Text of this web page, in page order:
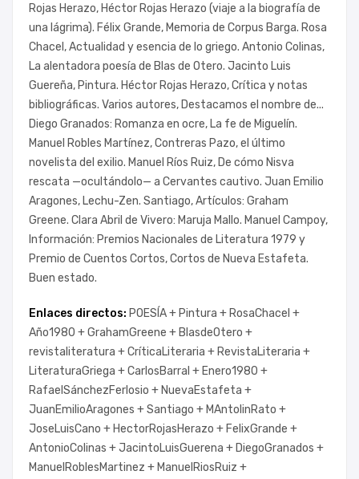
Rojas Herazo, Héctor Rojas Herazo (viaje a la biografía de
una lágrima). Félix Grande, Memoria de Corpus Barga. Rosa
Chacel, Actualidad y esencia de lo griego. Antonio Colinas,
La alentadora poesía de Blas de Otero. Jacinto Luis
Guereña, Pintura. Héctor Rojas Herazo, Crítica y notas
bibliográficas. Varios autores, Destacamos el nombre de...
Diego Granados: Romanza en ocre, La fe de Miguelín.
Manuel Robles Martínez, Contreras Pazo, el último
novelista del exilio. Manuel Ríos Ruiz, De cómo Nisva
rescata —ocultándolo— a Cervantes cautivo. Juan Emilio
Aragones, Lechu-Zen. Santiago, Artículos: Graham
Greene. Clara Abril de Vivero: Maruja Mallo. Manuel Campoy,
Información: Premios Nacionales de Literatura 1979 y
Premio de Cuentos Cortos, Cortos de Nueva Estafeta.
Buen estado.
Enlaces directos: POESÍA + Pintura + RosaChacel +
Año1980 +GrahamGreene + BlasdeOtero +
revistaliteratura +CríticaLiteraria + RevistaLiteraria +
LiteraturaGriega +CarlosBarral + Enero1980 +
RafaelSánchezFerlosio + NuevaEstafeta +
JuanEmilioAragones +Santiago + MAntolinRato +
JoseLuisCano + HectorRojasHerazo + FelixGrande +
AntonioColinas +JacintoLuisGuerena + DiegoGranados +
ManuelRoblesMartinez + ManuelRiosRuiz +